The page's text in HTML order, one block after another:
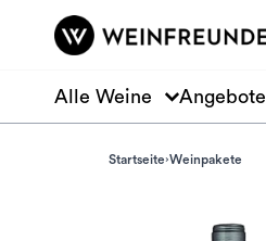
Zum Hauptinhalt springen
Alle Weine Angebote
Startseite Weinpakete